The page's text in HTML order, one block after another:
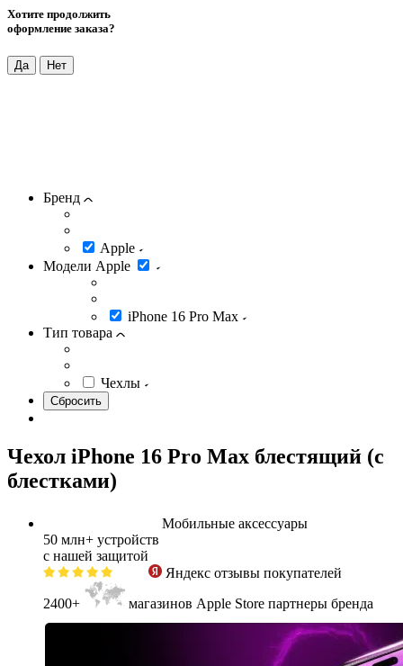
Хотите продолжить
оформление заказа?
Да Нет
Бренд
Apple
Модели Apple
iPhone 16 Pro Max
Тип товара
Чехлы
Чехол iPhone 16 Pro Max блестящий (с
блестками)
Мобильные аксессуары
50 млн+ устройств
с нашей защитой
Яндекс отзывы покупателей
2400+
магазинов Apple Store партнеры бренда